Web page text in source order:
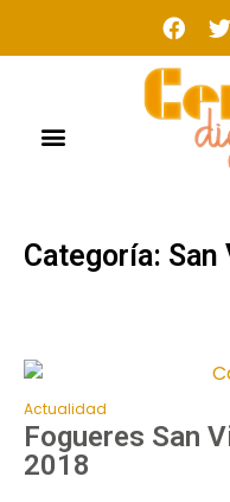
Categoría:
Actualidad
Fogueres San
2018